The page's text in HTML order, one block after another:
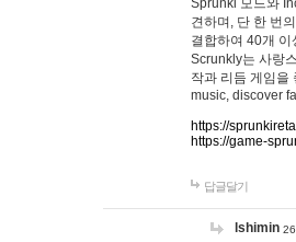
Sprunki 모드와
견하며, 단 한 번
결합하여 40개
Scrunkly는 사랑
작과 리듬 게임을
music, discover
https://
https://game-
답글달기
lshimin